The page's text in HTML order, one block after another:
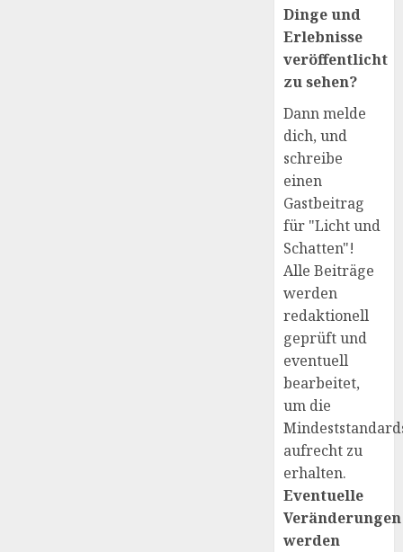
Dinge und
Erlebnisse
veröffentlicht
zu sehen?
Dann melde
dich, und
schreibe
einen
Gastbeitrag
für "Licht und
Schatten"!
Alle Beiträge
werden
redaktionell
geprüft und
eventuell
bearbeitet,
um die
aufrecht zu
erhalten.
Eventuelle
Veränderungen
werden